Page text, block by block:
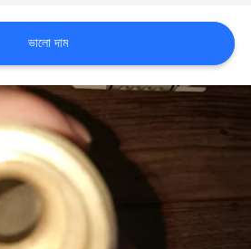
ভালো দাম